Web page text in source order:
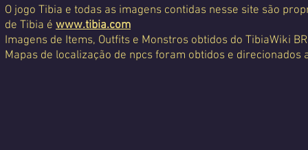
O jogo Tibia e todas as imagens contidas nesse site são
de Tibia é www.tibia.com
Imagens de Items, Outfits e Monstros obtidos do TibiaWiki
Mapas de localização de npcs foram obtidos e direcionados